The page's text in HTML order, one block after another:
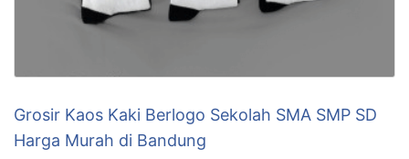
Grosir Kaos Kaki Berlogo Sekolah SMA SMP SD
Harga Murah di Bandung